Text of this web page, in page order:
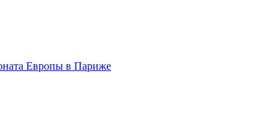
Европы в Париже